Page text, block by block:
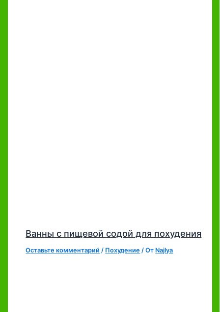
Ванны с пищевой содой для похудения
Оставьте комментарий / Похудение / От Najlya